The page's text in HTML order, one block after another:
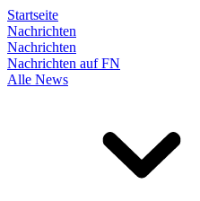
Startseite
Nachrichten
Nachrichten
Nachrichten auf FN
Alle News